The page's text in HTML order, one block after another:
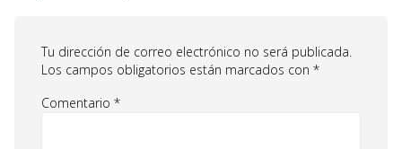
Tu dirección de correo electrónico no será publicada.
Los campos obligatorios están marcados con *
Comentario *